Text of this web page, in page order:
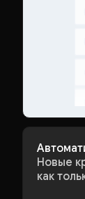
Новые
как